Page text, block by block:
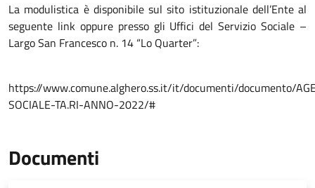
La modulistica è disponibile sul sito istituzionale dell’Ente al
seguente link oppure presso gli Uffici del Servizio Sociale –
Largo San Francesco n. 14 “Lo Quarter”:
https://www.comune.alghero.ss.it/it/documenti/documento/
SOCIALE-TA.RI-ANNO-2022/#
Documenti